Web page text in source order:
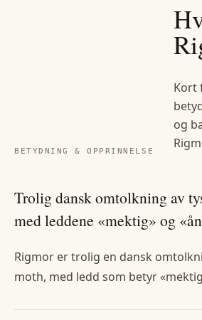
BETYDNING & OPPRINNELSE
Kort
og
Trolig dansk omtolkning av
med leddene «mektig» og
Rigmor er trolig en dansk
moth, med ledd som betyr